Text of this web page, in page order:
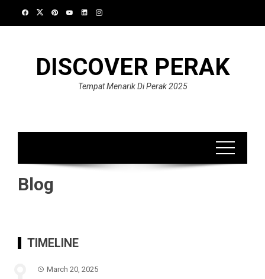
DISCOVER PERAK
Tempat Menarik Di Perak 2025
Blog
TIMELINE
March 20, 2025